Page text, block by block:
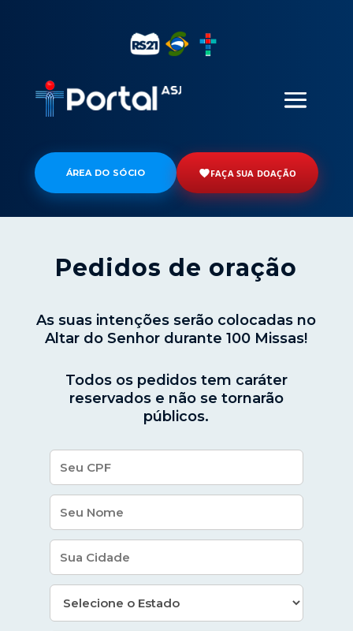
ÁREA DO SÓCIO FAÇA SUA DOAÇÃO
Pedidos de oração
As suas intenções serão colocadas no
Altar do Senhor durante 100 Missas!
Todos os pedidos tem caráter
reservados e não se tornarão
públicos.